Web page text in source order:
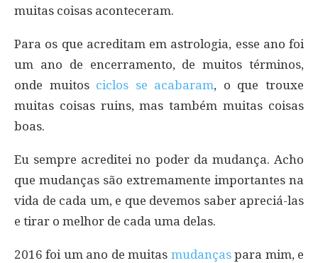
muitas coisas aconteceram.
Para os que acreditam em astrologia, esse ano foi
um ano de encerramento, de muitos términos,
onde muitos ciclos se acabaram, o que trouxe
muitas coisas ruins, mas também muitas coisas
boas.
Eu sempre acreditei no poder da mudança. Acho
que mudanças são extremamente importantes na
vida de cada um, e que devemos saber apreciá-las
e tirar o melhor de cada uma delas.
2016 foi um ano de muitas mudançaspara mim, e